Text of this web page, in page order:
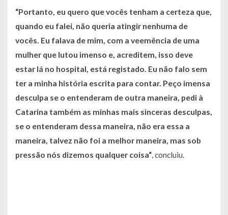
“Portanto, eu quero que vocês tenham a certeza que,
quando eu falei, não queria atingir nenhuma de
vocês. Eu falava de mim, com a veemência de uma
mulher que lutou imenso e, acreditem, isso deve
estar lá no hospital, está registado. Eu não falo sem
ter a minha história escrita para contar. Peço imensa
desculpa se o entenderam de outra maneira, pedi à
Catarina também as minhas mais sinceras desculpas,
se o entenderam dessa maneira, não era essa a
maneira, talvez não foi a melhor maneira, mas sob
pressão nós dizemos qualquer coisa“, concluiu.